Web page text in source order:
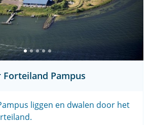
Pampus
liggen en dwalen door het